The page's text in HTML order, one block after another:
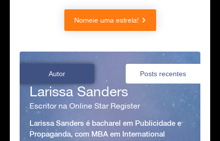
Nomeie uma estrela!
Autor Posts recentes
Larissa Sanders
Escritor na Online Star Register
Larissa Sanders é bacharel em Publicidade e
Propaganda, com MBA em International